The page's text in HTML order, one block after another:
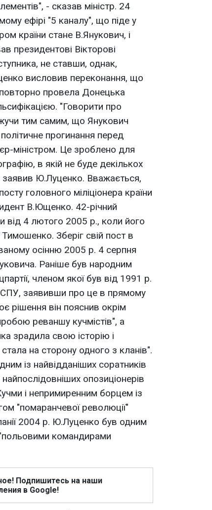
- сказав міністр. 24
ефірі "5 каналу", що піде у
країни стане В.Янукович, і
президентові Вікторові
не ставши, однак,
висловив переконання, що
повторно провела Донецька
"Говорити про
тим самим, що Янукович
прогинання перед
міністром. Це зроблено для
в якій не буде декількох
заявив Ю.Луценко. Вважається,
головного міліціонера країни
В.Ющенко. 42-річний
4 лютого 2005 р., коли його
Зберіг свій пост в
осінню 2005 р. 4 серпня
Раніше був народним
членом якої був від 1991 р.
заявивши про це в прямому
рішення він пояснив окрім
реваншу кучмістів", а
зрадила свою історію і
на сторону одного з кланів".
із найвідданіших соратників
опозиціонерів
і непримиренним борцем із
"помаранчевої революції"
2004 р. Ю.Луценко був одним
"польовими командирами
Подпишитесь на наши
в Google!